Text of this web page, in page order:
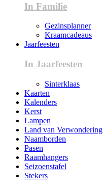
In Familie
Gezinsplanner
Kraamcadeaus
Jaarfeesten
In Jaarfeesten
Sinterklaas
Kaarten
Kalenders
Kerst
Lampen
Land van Verwondering
Naamborden
Pasen
Raamhangers
Seizoenstafel
Stekers